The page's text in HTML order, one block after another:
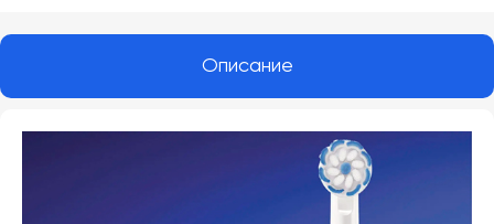
Описание